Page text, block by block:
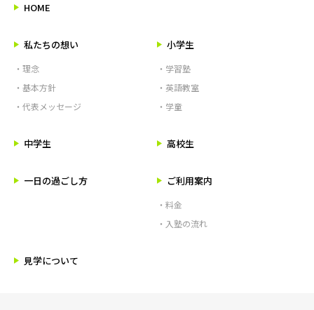
HOME
私たちの想い
・理念
・基本方針
・代表メッセージ
小学生
・学習塾
・英語教室
・学童
中学生 高校生
一日の過ごし方 ご利用案内
・料金
・入塾の流れ
見学について